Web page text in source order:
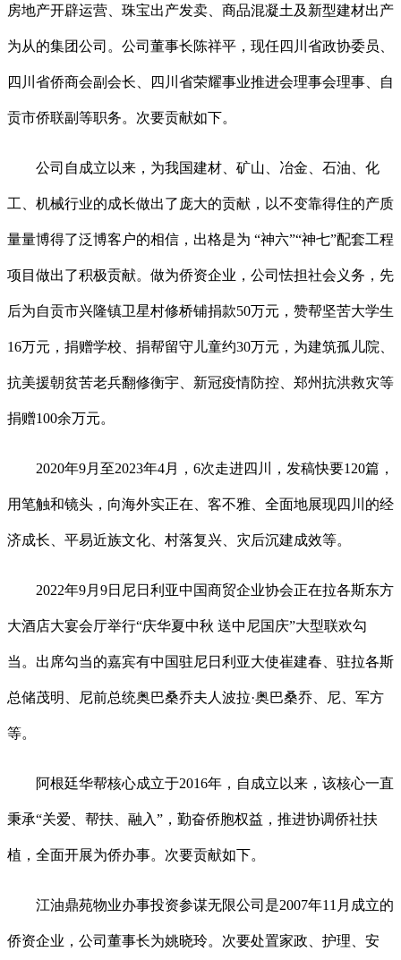
房地产开辟运营、珠宝出产发卖、商品混凝土及新型建材出产
为从的集团公司。公司董事长陈祥平，现任四川省政协委员、
四川省侨商会副会长、四川省荣耀事业推进会理事会理事、自
贡市侨联副等职务。次要贡献如下。
公司自成立以来，为我国建材、矿山、冶金、石油、化
工、机械行业的成长做出了庞大的贡献，以不变靠得住的产质
量量博得了泛博客户的相信，出格是为 “神六”“神七”配套工程
项目做出了积极贡献。做为侨资企业，公司怯担社会义务，先
后为自贡市兴隆镇卫星村修桥铺捐款50万元，赞帮坚苦大学生
16万元，捐赠学校、捐帮留守儿童约30万元，为建筑孤儿院、
抗美援朝贫苦老兵翻修衡宇、新冠疫情防控、郑州抗洪救灾等
捐赠100余万元。
2020年9月至2023年4月，6次走进四川，发稿快要120篇，
用笔触和镜头，向海外实正在、客不雅、全面地展现四川的经
济成长、平易近族文化、村落复兴、灾后沉建成效等。
2022年9月9日尼日利亚中国商贸企业协会正在拉各斯东方
大酒店大宴会厅举行“庆华夏中秋 送中尼国庆”大型联欢勾
当。出席勾当的嘉宾有中国驻尼日利亚大使崔建春、驻拉各斯
总储茂明、尼前总统奥巴桑乔夫人波拉·奥巴桑乔、尼、军方
等。
阿根廷华帮核心成立于2016年，自成立以来，该核心一直
秉承“关爱、帮扶、融入”，勤奋侨胞权益，推进协调侨社扶
植，全面开展为侨办事。次要贡献如下。
江油鼎苑物业办事投资参谋无限公司是2007年11月成立的
侨资企业，公司董事长为姚晓玲。次要处置家政、护理、安